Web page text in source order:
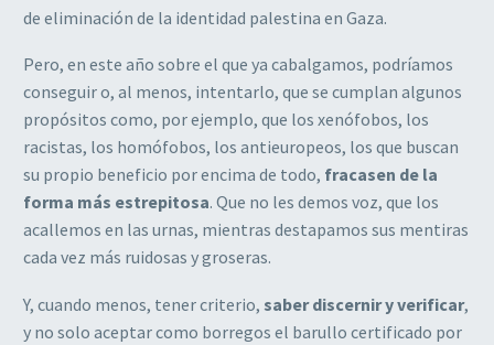
de eliminación de la identidad palestina en Gaza.
Pero, en este año sobre el que ya cabalgamos, podríamos
conseguir o, al menos, intentarlo, que se cumplan algunos
propósitos como, por ejemplo, que los xenófobos, los
racistas, los homófobos, los antieuropeos, los que buscan
su propio beneficio por encima de todo, fracasen de la
forma más estrepitosa. Que no les demos voz, que los
acallemos en las urnas, mientras destapamos sus mentiras
cada vez más ruidosas y groseras.
Y, cuando menos, tener criterio, saber discernir y verificar,
y no solo aceptar como borregos el barullo certificado por